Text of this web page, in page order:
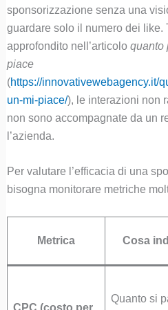
sponsorizzazione senza una
guardare solo il numero dei like.
approfondito nell’articolo quanto
piace
(https://innovativewebagency.it/
un-mi-piace/), le interazioni non
non sono accompagnate da un
l’azienda.
Per valutare l’efficacia di una
bisogna monitorare metriche
Metrica Cosa
CPC (costo per
Quanto si